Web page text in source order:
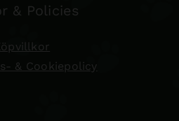
& Policies
& Cookiepolicy